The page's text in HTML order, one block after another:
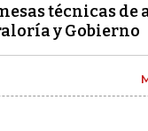
técnicas
y Gobierno